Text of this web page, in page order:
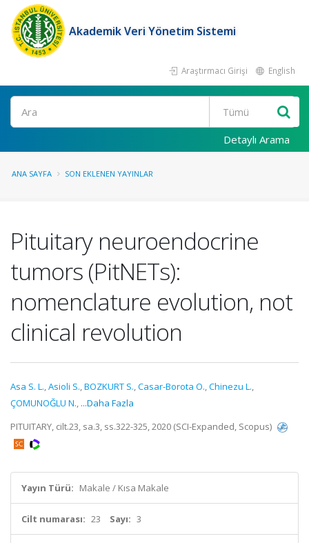
Akademik Veri Yönetim Sistemi
Araştırmacı Girişi English
Ara
Detaylı Arama
ANA SAYFA SON EKLENEN YAYINLAR
Pituitary neuroendocrine
tumors (PitNETs):
nomenclature evolution, not
clinical revolution
Asa S. L.,Asioli S.,BOZKURT S.,Casar-Borota O.,Chinezu L.,
ÇOMUNOĞLU N., ...Daha Fazla
PITUITARY, cilt.23, sa.3, ss.322-325, 2020 (SCI-Expanded, Scopus)
Yayın Türü: Makale / Kısa Makale
Cilt numarası: 23 Sayı: 3